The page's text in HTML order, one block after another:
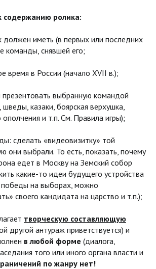
содержанию ролика:
иметь (в первых или последних
команды, снявшей его;
время в России (начало XVII в.);
выбранную командой
шведы, казаки, боярская верхушка,
и т.п. См. Правила игры);
сделать «видеовизитку» той
они выбрали. То есть, показать, почему
едет в Москву на Земский собор
какие-то идеи будущего устройства
победы на выборах, можно
своего кандидата на царство и т.п.);
творческую составляющую
другой антураж приветствуется) и
в любой форме (диалога,
того или иного органа власти и
по жанру нет!